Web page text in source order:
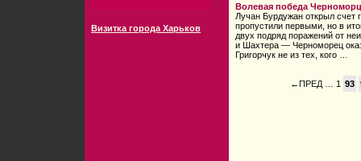
Визитка города Харьков
Волевая победа
Лучан Бурдужан открыл
пропустили первыми, но в
двух подряд поражений от
и Шахтера — Черноморец
Григорчук не из тех, кого …
←ПРЕД… 1 93